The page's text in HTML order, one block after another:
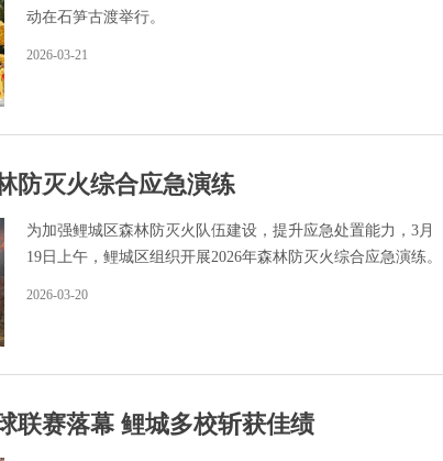
动在石笋古渡举行。
2026-03-21
防灭火综合应急演练
为加强鲤城区森林防灭火队伍建设，提升应急处置能力，3月
19日上午，鲤城区组织开展2026年森林防灭火综合应急演练。
2026-03-20
联赛落幕 鲤城多校斩获佳绩